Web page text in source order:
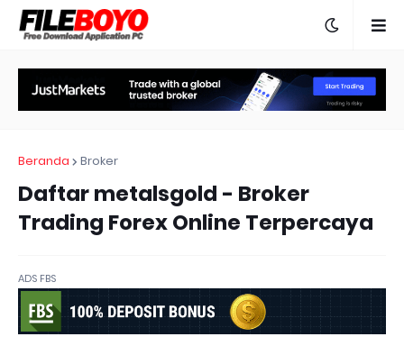
Beranda Broker
Daftar metalsgold - Broker
Trading Forex Online Terpercaya
ADS FBS